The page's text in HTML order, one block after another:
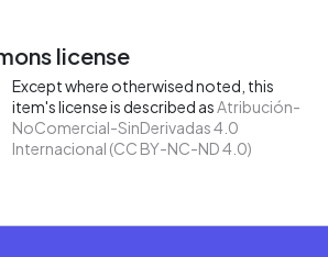
license
Except where otherwised noted, this
item's license is described asAtribución-
NoComercial-SinDerivadas 4.0
Internacional (CC BY-NC-ND 4.0)